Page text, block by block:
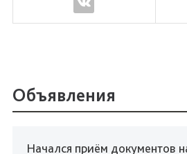
Объявления
Начался приём документов